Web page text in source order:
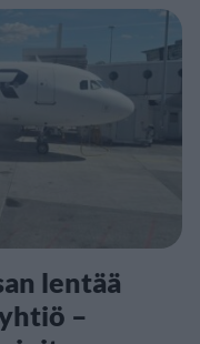
lentää
–